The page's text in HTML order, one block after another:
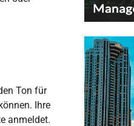
Ton für
Ihre
anmeldet.